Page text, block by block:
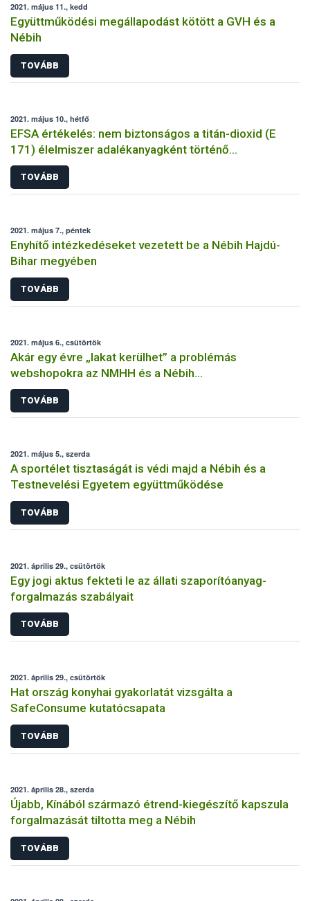
2021. május 11., kedd
Együttműködési megállapodást kötött a GVH és a
Nébih
TOVÁBB
2021. május 10., hétfő
EFSA értékelés: nem biztonságos a titán-dioxid (E
171) élelmiszer adalékanyagként történő
felhasználása
TOVÁBB
2021. május 7., péntek
Enyhítő intézkedéseket vezetett be a Nébih Hajdú-
Bihar megyében
TOVÁBB
2021. május 6., csütörtök
Akár egy évre „lakat kerülhet” a problémás
webshopokra az NMHH és a Nébih
együttműködésének köszönhetően
TOVÁBB
2021. május 5., szerda
A sportélet tisztaságát is védi majd a Nébih és a
Testnevelési Egyetem együttműködése
TOVÁBB
2021. április 29., csütörtök
Egy jogi aktus fekteti le az állati szaporítóanyag-
forgalmazás szabályait
TOVÁBB
2021. április 29., csütörtök
Hat ország konyhai gyakorlatát vizsgálta a
SafeConsume kutatócsapata
TOVÁBB
2021. április 28., szerda
Újabb, Kínából származó étrend-kiegészítő kapszula
forgalmazását tiltotta meg a Nébih
TOVÁBB